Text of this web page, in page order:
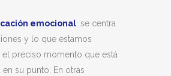
emocional: se centra
y lo que estamos
el preciso momento que está
su punto. En otras